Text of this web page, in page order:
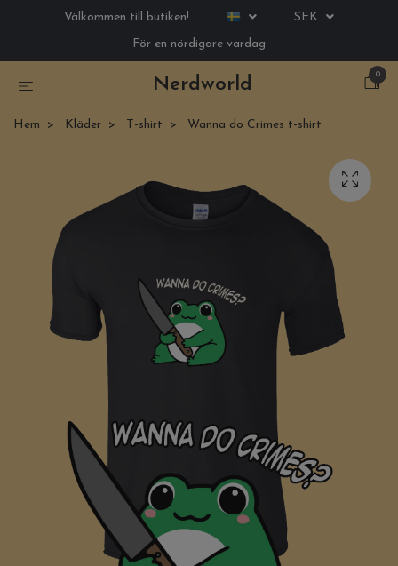
Välkommen till butiken!
SEK
För en nördigare vardag
Nerdworld
0
Hem Kläder T-shirt Wanna do Crimes t-shirt